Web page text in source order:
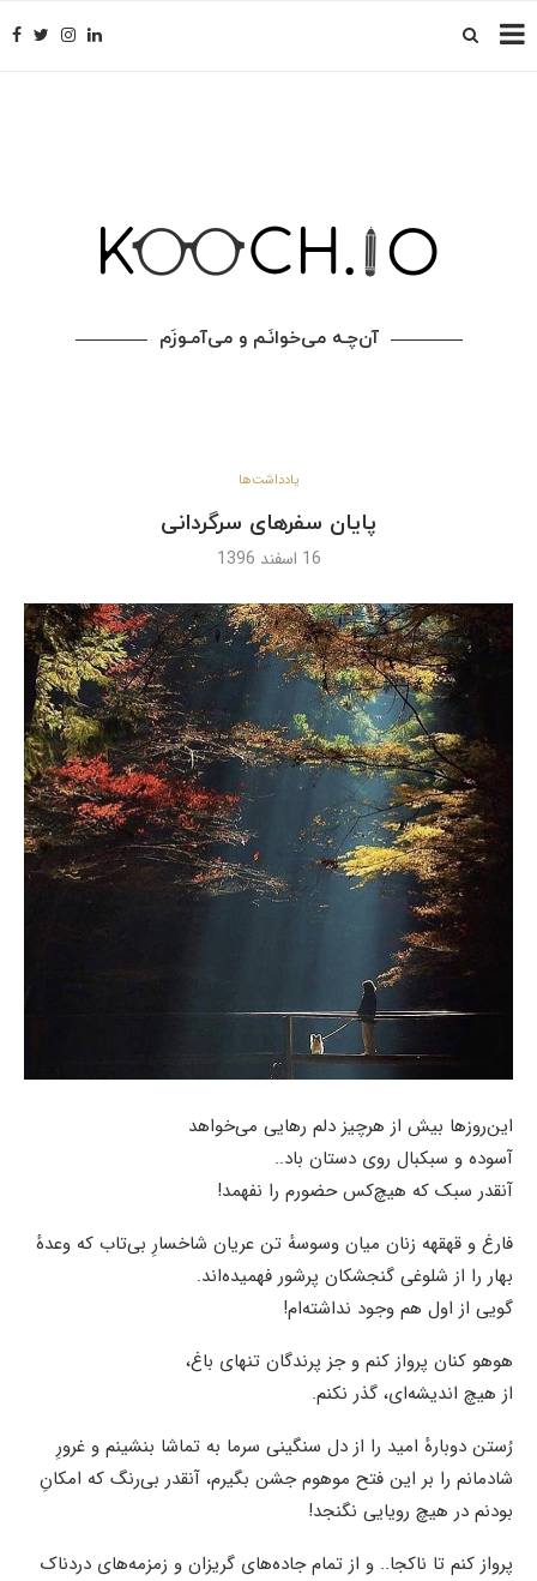
آن‌چـه می‌خوانَـم و می‌آمـوزَم
یادداشت‌ها
پایان سفرهای سرگردانی
16 اسفند 1396
این‌روزها بیش از هرچیز دلم رهایی می‌خواهد
آسوده و سبکبال روی دستان باد..
آنقدر سبک که هیچ‌کس حضورم را نفهمد!
فارغ و قهقهه زنان میان وسوسهٔ تن عریان شاخسارِ بی‌تاب که وعدهٔ
بهار را از شلوغی گنجشکان پرشور فهمیده‌اند.
گویی از اول هم وجود نداشته‌ام!
هوهو کنان پرواز کنم و جز پرندگان تنهای باغ،
از هیچ اندیشه‌ای، گذر نکنم.
رُستن دوبارهٔ امید را از دل سنگینی سرما به تماشا بنشینم و غرورِ
شادمانم را بر این فتح موهوم جشن بگیرم، آنقدر بی‌رنگ که امکانِ
بودنم در هیچ رویایی نگنجد!
پرواز کنم تا ناکجا.. و از تمام جاده‌های گریزان و‌ زمزمه‌های دردناک